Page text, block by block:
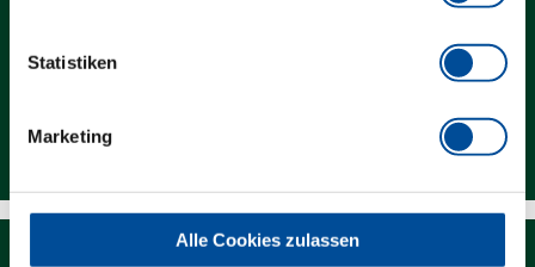
Statistiken
Marketing
Alle Cookies zulassen